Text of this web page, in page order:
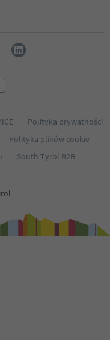
Polityka prywatności
Polityka plików cookie
South Tyrol B2B